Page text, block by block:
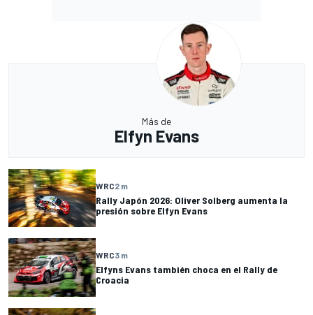
Más de
Elfyn Evans
WRC2 m
Rally Japón 2026: Oliver Solberg aumenta la
presión sobre Elfyn Evans
WRC3 m
Elfyns Evans también choca en el Rally de
Croacia